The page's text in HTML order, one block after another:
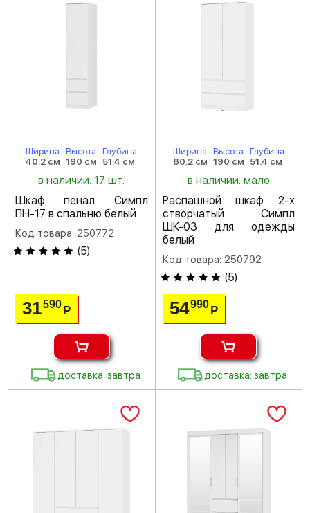
Ширина
40.2 см
Высота
190 см
Глубина
51.4 см
в наличии: 17 шт.
Шкаф пенал Симпл
ПН-17 в спальню белый
Код товара: 250772
(5)
31590Р
доставка: завтра
Ширина
80.2 см
Высота
190 см
Глубина
51.4 см
в наличии: мало
Распашной шкаф 2-х
створчатый Симпл
ШК-03 для одежды
белый
Код товара: 250792
(5)
54990 Р
доставка: завтра